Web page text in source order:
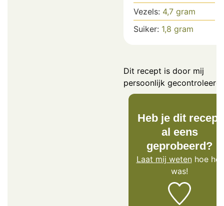
Vezels: 4,7 gram
Suiker: 1,8 gram
Dit recept is door mij
persoonlijk gecontroleerd.
Heb je dit recept
al eens
geprobeerd?
Laat mij wetenhoe het
was!